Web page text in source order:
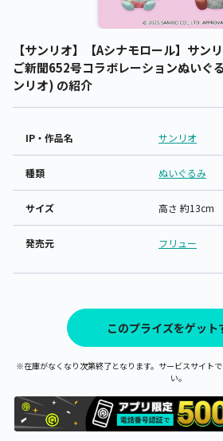
【サンリオ】【Aシナモロール】サン
ご新聞652号コラボレーションぬいぐ
ンリオ) の紹介
IP・作品名 サンリオ
種類 ぬいぐるみ
サイズ 高さ 約13cm
発売元 フリュー
このプライズをゲット
※在庫がなくなり次第終了となります。サービスサイト
い。